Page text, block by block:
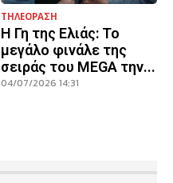
ΤΗΛΕΟΡΑΣΗ
Η Γη της Ελιάς: Το
μεγάλο φινάλε της
σειράς του MEGA την...
04/07/2026 14:31